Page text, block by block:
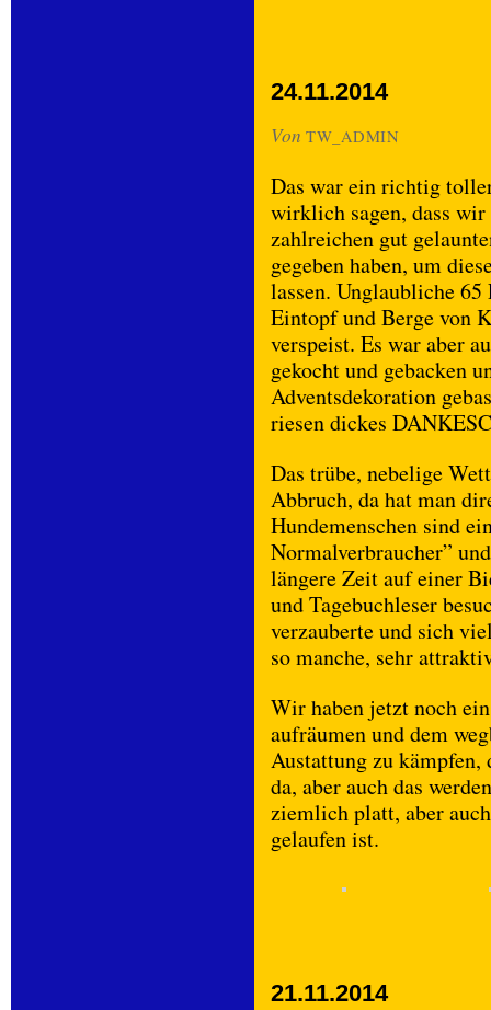
24.11.2014
Von TW_ADMIN
Das war ein richtig
wirklich sagen, dass
zahlreichen gut
gegeben haben, um
lassen. Unglaubliche
Eintopf und Berge von
verspeist. Es war aber
gekocht und gebacken
Adventsdekoration
riesen dickes
Das trübe, nebelige
Abbruch, da hat man
Hundemenschen sind
Normalverbraucher”
längere Zeit auf einer
und Tagebuchleser
verzauberte und sich
so manche, sehr
Wir haben jetzt noch
aufräumen und dem
Austattung zu
da, aber auch das
ziemlich platt, aber
gelaufen ist.
21.11.2014